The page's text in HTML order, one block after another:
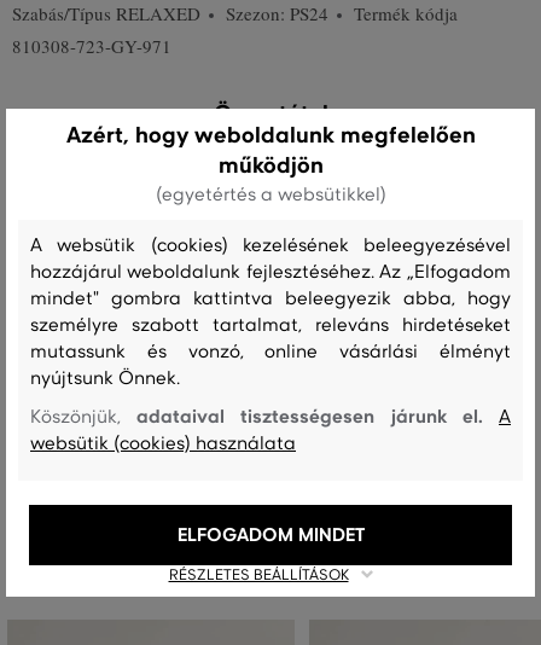
Szabás/Típus RELAXED Szezon: PS24
Termék kódja
810308-723-GY-971
Összetétel
80 % 20 %
Kezelési útmutató
MOSÁS FEHÉRÍTÉS SZÁRÍTÁS VASALÁS TISZTÍTÁS
Ajánlott termékek
Azért, hogy weboldalunk megfelelően
működjön
(egyetértés a websütikkel)
A websütik (cookies) kezelésének beleegyezésével
hozzájárul weboldalunk fejlesztéséhez. Az „Elfogadom
mindet" gombra kattintva beleegyezik abba, hogy
személyre szabott tartalmat, releváns hirdetéseket
mutassunk és vonzó, online vásárlási élményt
nyújtsunk Önnek.
Köszönjük,adataival tisztességesen járunk el.A
websütik (cookies) használata
RÉSZLETES BEÁLLÍTÁSOK
ELFOGADOM MINDET